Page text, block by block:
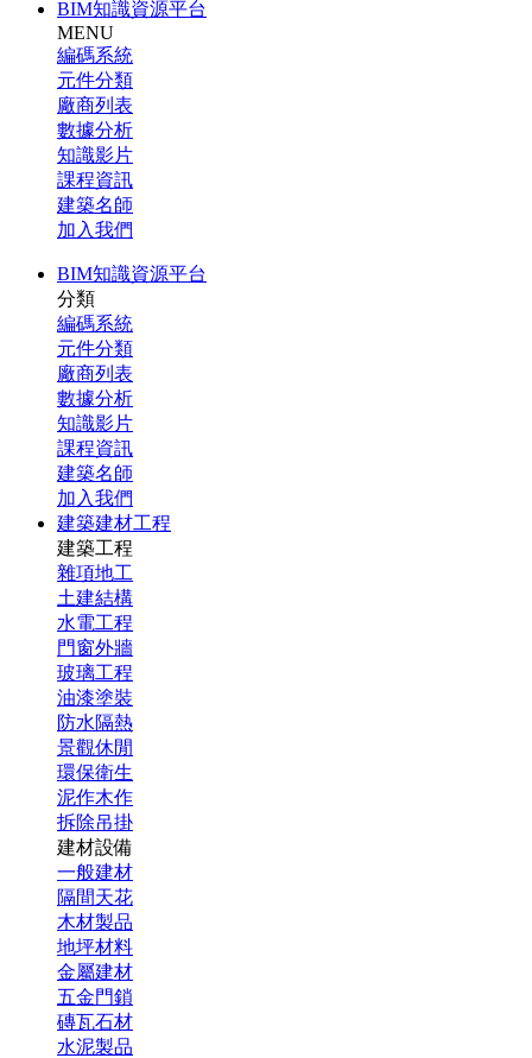
BIM知識資源平台
MENU
編碼系統
元件分類
廠商列表
數據分析
知識影片
課程資訊
建築名師
加入我們
BIM知識資源平台
分類
編碼系統
元件分類
廠商列表
數據分析
知識影片
課程資訊
建築名師
加入我們
建築建材工程
建築工程
雜項地工
土建結構
水電工程
門窗外牆
玻璃工程
油漆塗裝
防水隔熱
景觀休閒
環保衛生
泥作木作
拆除吊掛
建材設備
一般建材
隔間天花
木材製品
地坪材料
金屬建材
五金門鎖
磚瓦石材
水泥製品